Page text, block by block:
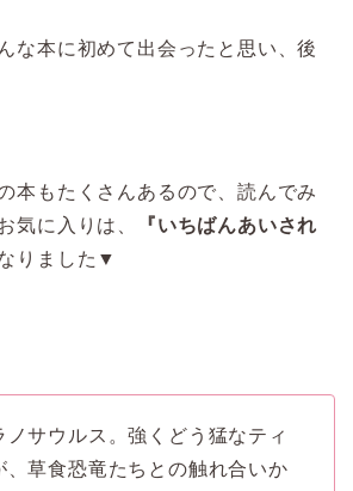
な本に初めて出会ったと思い、後
本もたくさんあるので、読んでみ
気に入りは、
『いちばんあいされ
りました▼
ノサウルス。強くどう猛なティ
、草食恐竜たちとの触れ合いか